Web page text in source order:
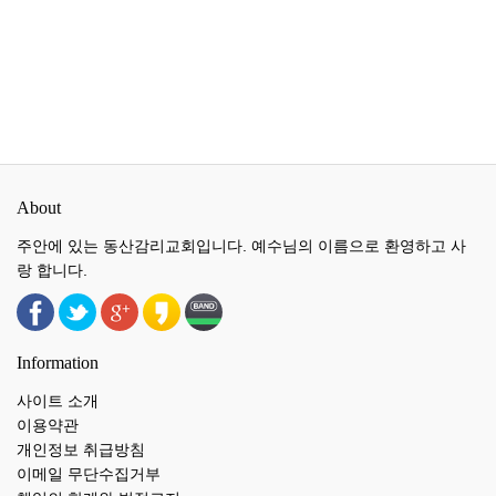
About
주안에 있는 동산감리교회입니다. 예수님의 이름으로 환영하고 사
랑 합니다.
Information
사이트 소개
이용약관
개인정보 취급방침
이메일 무단수집거부